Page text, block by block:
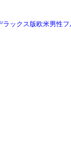
ックス版欧米男性フ